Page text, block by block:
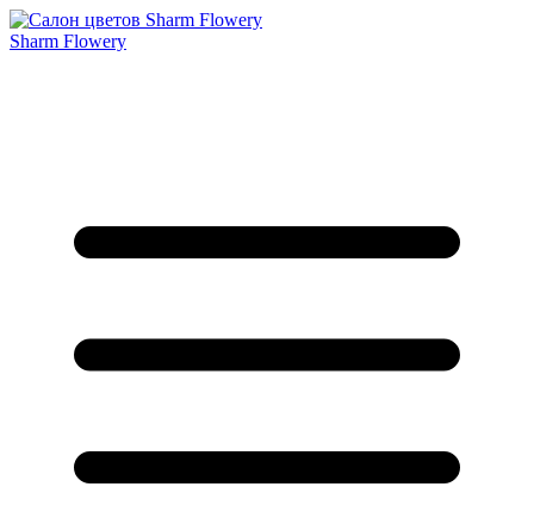
Sharm Flowery